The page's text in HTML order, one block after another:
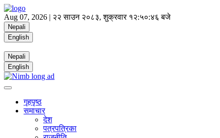
Aug 07, 2026 | २२ साउन २०८३, शुक्रवार १२:५०:४७ बजे
Nepali
English
Nepali
English
गृहपृष्ठ
समाचार
देश
पत्रपत्रिका